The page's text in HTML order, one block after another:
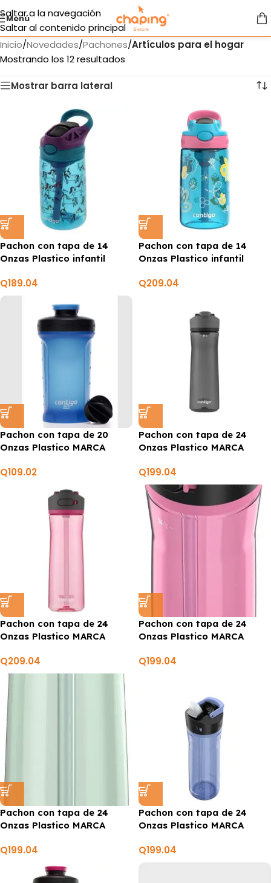
Saltar a la navegación
Saltar al contenido principal
Menú
Inicio/Novedades/Pachones/Artículos para el hogar
Mostrando los 12 resultados
Mostrar barra lateral
Pachon con tapa de 14
Onzas Plastico infantil
Q189.04
Pachon con tapa de 14
Onzas Plastico infantil
Q209.04
Pachon con tapa de 20
Onzas Plastico MARCA
Q109.02
Pachon con tapa de 24
Onzas Plastico MARCA
Q199.04
Pachon con tapa de 24
Onzas Plastico MARCA
Q209.04
Pachon con tapa de 24
Onzas Plastico MARCA
Q199.04
Pachon con tapa de 24
Onzas Plastico MARCA
Q199.04
Pachon con tapa de 24
Onzas Plastico MARCA
Q199.04